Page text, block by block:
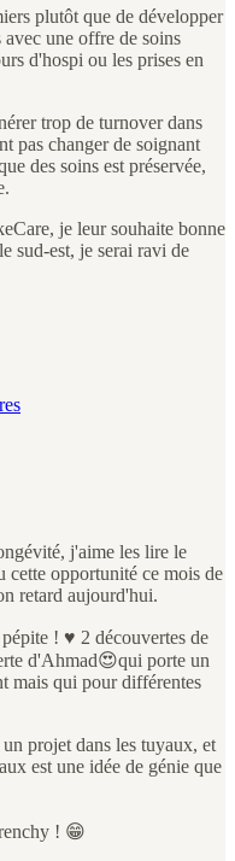
plutôt que de développer
une offre de soins
d'hospi ou les prises en
trop de turnover dans
pas changer de soignant
des soins est préservée,
je leur souhaite bonne
sud-est, je serai ravi de
j'aime les lire le
cette opportunité ce mois de
retard aujourd'hui.
! ♥️ 2 découvertes de
d'Ahmad😍qui porte un
mais qui pour différentes
projet dans les tuyaux, et
est une idée de génie que
! 😁